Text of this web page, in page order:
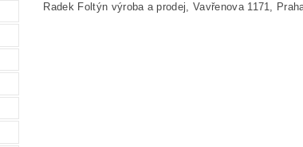
Radek Foltýn výroba a prodej, Vavřenova 1171,